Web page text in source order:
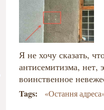
Я не хочу сказать,
антисемитизма, нет,
воинственное
Tags: «Остання